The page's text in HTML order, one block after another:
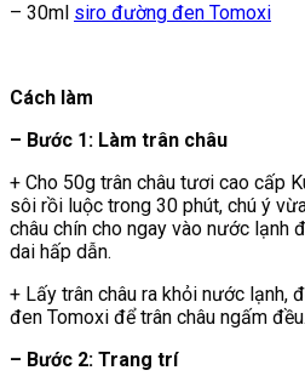
– 30ml siro đường đen Tomoxi
Cách làm
– Bước 1: Làm trân châu
+ Cho 50g trân châu tươi cao cấp
sôi rồi luộc trong 30 phút, chú ý
châu chín cho ngay vào nước lạnh
dai hấp dẫn.
+ Lấy trân châu ra khỏi nước lạnh,
đen Tomoxi để trân châu ngấm đều.
– Bước 2: Trang trí